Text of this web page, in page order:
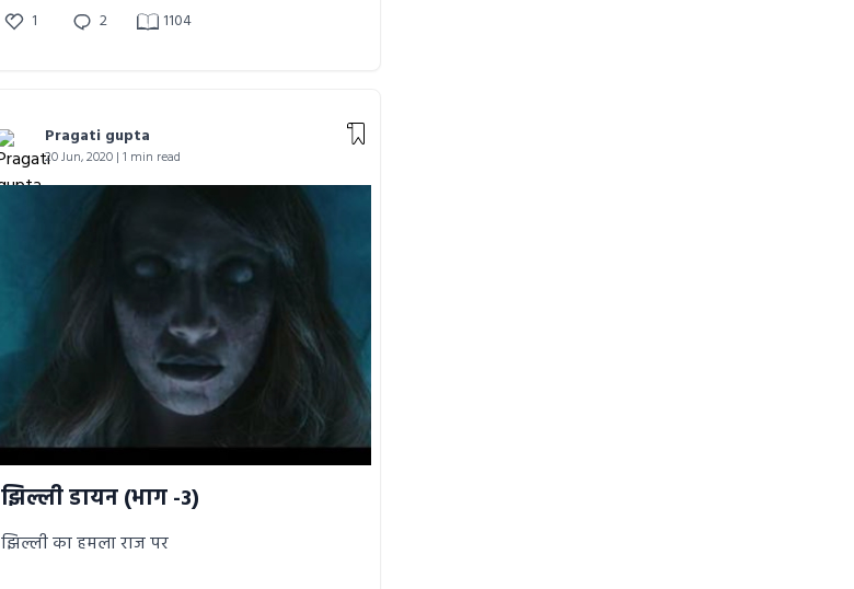
1 2 1104
Pragati gupta
20 Jun, 2020 | 1 min read
झिल्ली डायन (भाग -3)
झिल्ली का हमला राज पर